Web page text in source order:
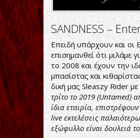
SANDNESS –
Επειδή υπάρχουν και
επισημανθεί ότι
το 2008 και έχουν την
μπασίστας και
δική μας Sleaszy Rider
τρίτο το 2019 (Untamed)
ίδια εταιρία,
live εκτελέσεις
εξώφυλλο είναι δουλειά